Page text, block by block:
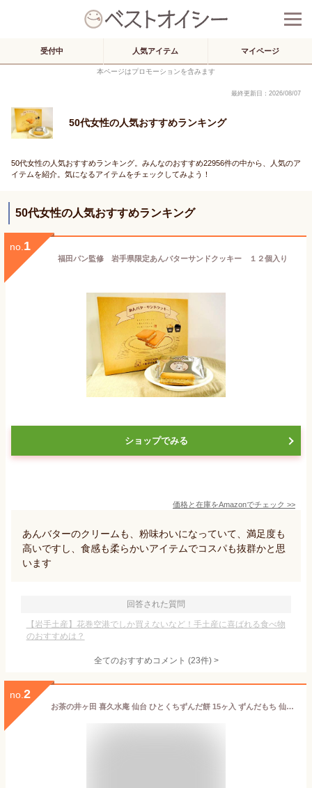
受付中 人気アイテム マイページ
本ページはプロモーションを含みます
最終更新日：2026/08/07
50代女性の人気おすすめランキング
50代女性の人気おすすめランキング。みんなのおすすめ22956件の中から、人気のア
イテムを紹介。気になるアイテムをチェックしてみよう！
50代女性の人気おすすめランキング
no. 1
福田パン監修 岩手県限定あんバターサンドクッキー １２個入り
ショップでみる
価格と在庫をAmazonでチェック >>
あんバターのクリームも、粉味わいになっていて、満足度も
高いですし、食感も柔らかいアイテムでコスパも抜群かと思
います
回答された質問
【岩手土産】花巻空港でしか買えないなど！手土産に喜ばれる食べ物
のおすすめは？
全てのおすすめコメント (23件) >
no. 2
お茶の井ヶ田 喜久水庵 仙台 ひとくちずんだ餅 15ヶ入 ずんだもち 仙台のお土産